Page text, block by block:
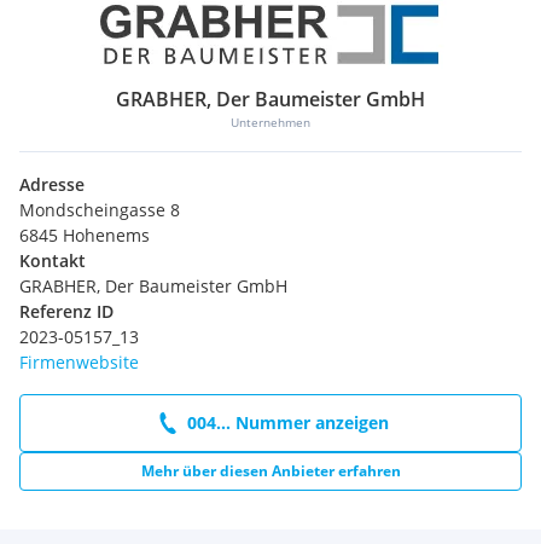
GRABHER, Der Baumeister GmbH
Unternehmen
Adresse
Mondscheingasse 8
6845 Hohenems
Kontakt
GRABHER, Der Baumeister GmbH
Referenz ID
2023-05157_13
Firmenwebsite
004... Nummer anzeigen
Mehr über diesen Anbieter erfahren